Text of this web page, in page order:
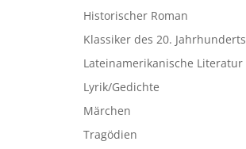
Historischer Roman
Klassiker des 20. Jahrhunderts
Lateinamerikanische Literatur
Lyrik/Gedichte
Märchen
Tragödien